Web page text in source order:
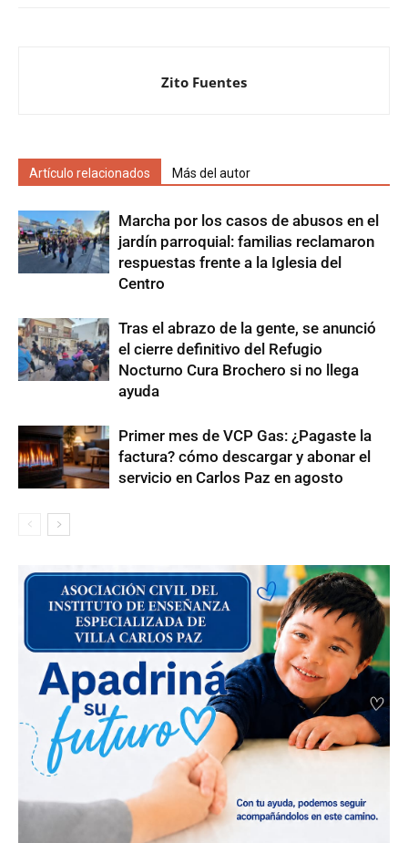
Zito Fuentes
Artículo relacionados Más del autor
Marcha por los casos de abusos en el
jardín parroquial: familias reclamaron
respuestas frente a la Iglesia del
Centro
Tras el abrazo de la gente, se anunció
el cierre definitivo del Refugio
Nocturno Cura Brochero si no llega
ayuda
Primer mes de VCP Gas: ¿Pagaste la
factura? cómo descargar y abonar el
servicio en Carlos Paz en agosto